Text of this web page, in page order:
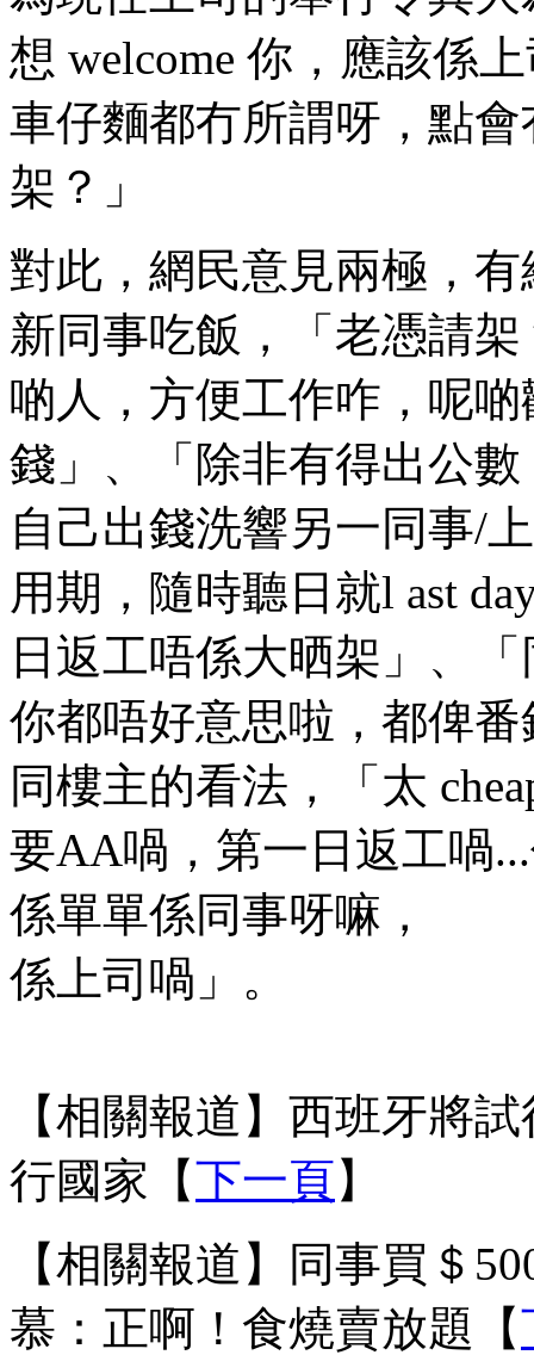
想 welcome 你，應該係
車仔麵都冇所謂呀，點
架？」
對此，網民意見兩極，
新同事吃飯，「老憑請
啲人，方便工作咋，呢
錢」、「除非有得出公
自己出錢洗響另一同事/
用期，隨時聽日就l ast
日返工唔係大晒架」、
你都唔好意思啦，都俾
同樓主的看法，「太
要AA喎，第一日返工喎
係單單係同事呀嘛，
係上司喎」。
【相關報道】西班牙將
行國家【下一頁】
【相關報道】同事買＄
慕：正啊！食燒賣放題【